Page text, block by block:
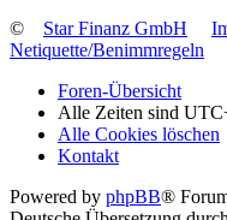
©
Star Finanz GmbH
Netiquette/Benimmregeln
Foren-Übersicht
Alle Zeiten sind
Alle Cookies löschen
Kontakt
Powered by phpBB®